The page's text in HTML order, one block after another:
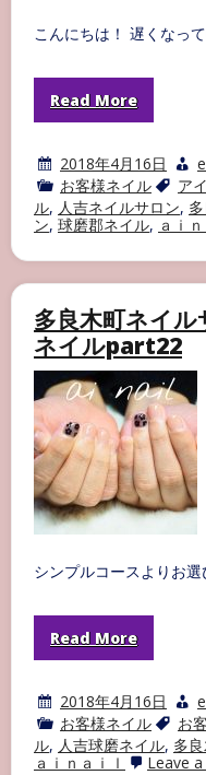
part24
こんにちは！ 遅くなっ
Read More
2018年4月16日
お客様ネイル
ア
ル, 人吉ネイルサロン,
ン, 球磨郡ネイル, ａｉ
多良木町ネイ
ネイルpart22
シンプルコースよりお
Read More
2018年4月16日
お客様ネイル
お
ル, 人吉球磨ネイル, 多
ａｉｎａｉｌ
Leave